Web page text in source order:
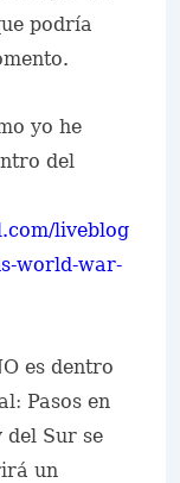
podría
yo he
del
liveblog
world-war-
es dentro
Pasos en
del Sur se
un